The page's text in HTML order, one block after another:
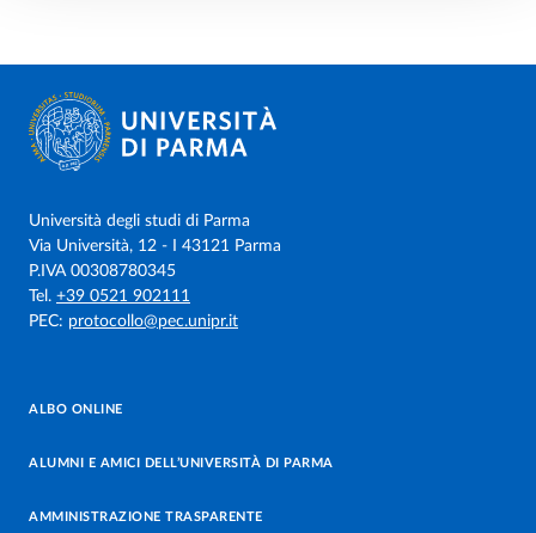
Università degli studi di Parma
Via Università, 12 - I 43121 Parma
P.IVA 00308780345
Tel. +39 0521 902111
PEC: protocollo@pec.unipr.it
ALBO ONLINE
ALUMNI E AMICI DELL’UNIVERSITÀ DI PARMA
AMMINISTRAZIONE TRASPARENTE